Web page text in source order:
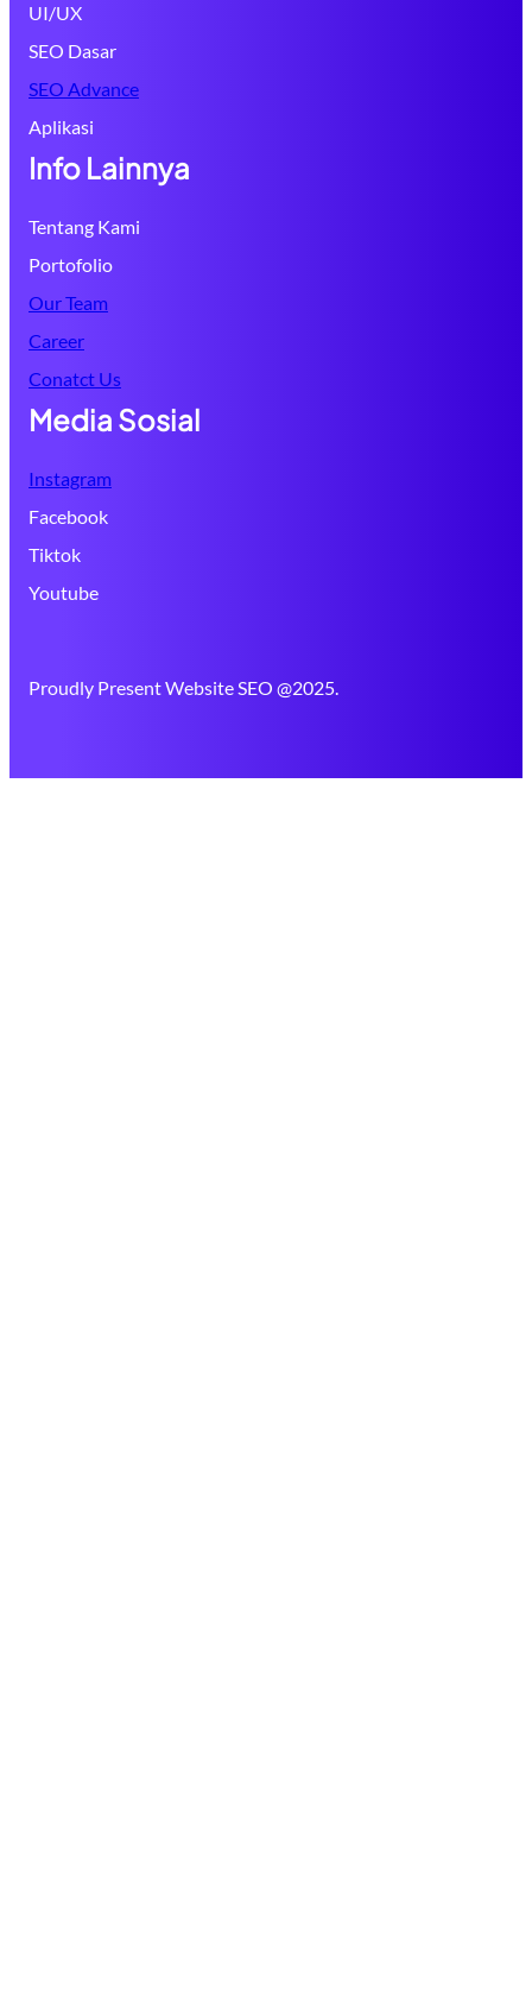
UI/UX
SEO Dasar
SEO Advance
Aplikasi
Info Lainnya
Tentang Kami
Portofolio
Our Team
Career
Conatct Us
Media Sosial
Instagram
Facebook
Tiktok
Youtube
Proudly Present Website SEO @2025.